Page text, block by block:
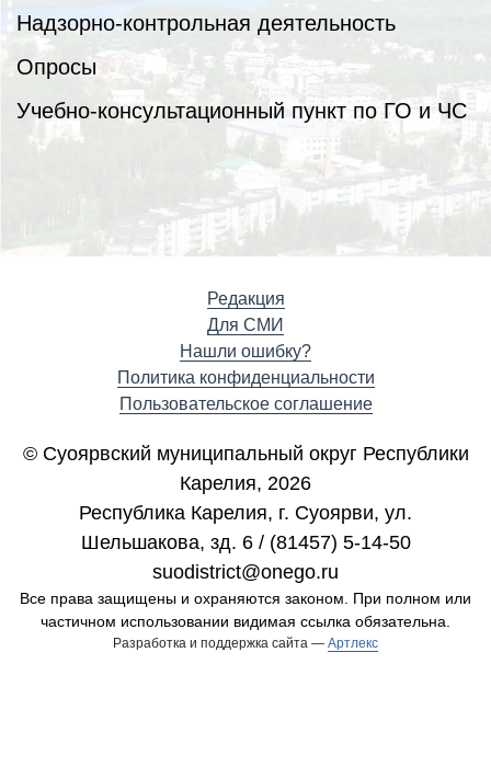
Надзорно-контрольная деятельность
Опросы
Учебно-консультационный пункт по ГО и ЧС
Редакция
Для СМИ
Нашли ошибку?
Политика конфиденциальности
Пользовательское соглашение
© Суоярвский муниципальный округ Республики
Карелия, 2026
Республика Карелия, г. Cуоярви, ул.
Шельшакова, зд. 6 / (81457) 5-14-50
suodistrict@onego.ru
Все права защищены и охраняются законом. При полном или
частичном использовании видимая ссылка обязательна.
Разработка и поддержка сайта — Артлекс